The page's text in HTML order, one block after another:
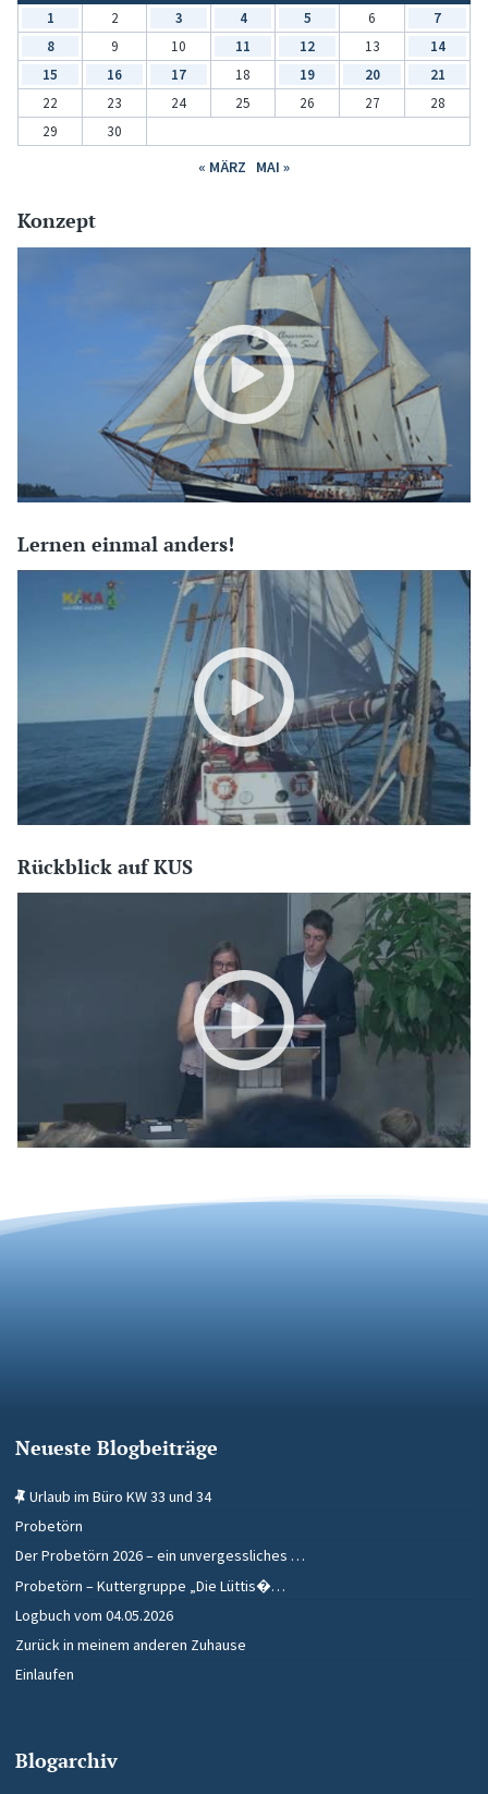
1
2 3 4 5 6
7
8
9 10 11 12 13
14
15
16 17 18 19 20
21
22
23 24 25 26 27
28
29
30
« MÄRZ MAI »
Konzept
Lernen einmal anders!
Rückblick auf KUS
Neueste Blogbeiträge
Urlaub im Büro KW 33 und 34
Probetörn
Der Probetörn 2026 – ein unvergessliches …
Probetörn – Kuttergruppe „Die Lüttis�…
Logbuch vom 04.05.2026
Zurück in meinem anderen Zuhause
Einlaufen
Blogarchiv